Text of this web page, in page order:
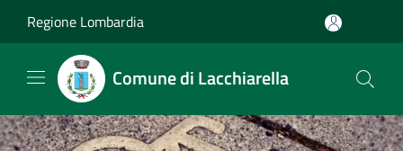
Regione Lombardia
Comune di Lacchiarella